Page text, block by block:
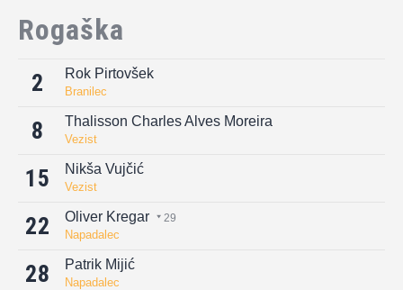
Rogaška
2 Rok Pirtovšek
Branilec
8 Thalisson Charles Alves Moreira
Vezist
15 Nikša Vujčić
Vezist
22 Oliver Kregar 29
Napadalec
28 Patrik Mijić
Napadalec